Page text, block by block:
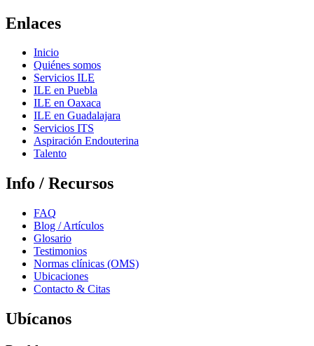
Enlaces
Inicio
Quiénes somos
Servicios ILE
ILE en Puebla
ILE en Oaxaca
ILE en Guadalajara
Servicios ITS
Aspiración Endouterina
Talento
Info / Recursos
FAQ
Blog / Artículos
Glosario
Testimonios
Normas clínicas (OMS)
Ubicaciones
Contacto & Citas
Ubícanos